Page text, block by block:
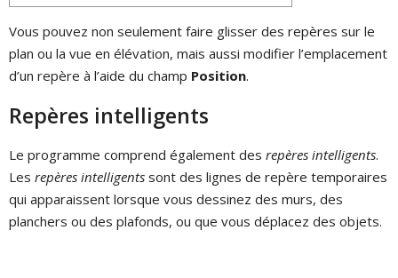
Vous pouvez non seulement faire glisser des repères sur le
plan ou la vue en élévation, mais aussi modifier l’emplacement
d’un repère à l’aide du champ Position.
Repères intelligents
Le programme comprend également des repères intelligents.
Les repères intelligents sont des lignes de repère temporaires
qui apparaissent lorsque vous dessinez des murs, des
planchers ou des plafonds, ou que vous déplacez des objets.